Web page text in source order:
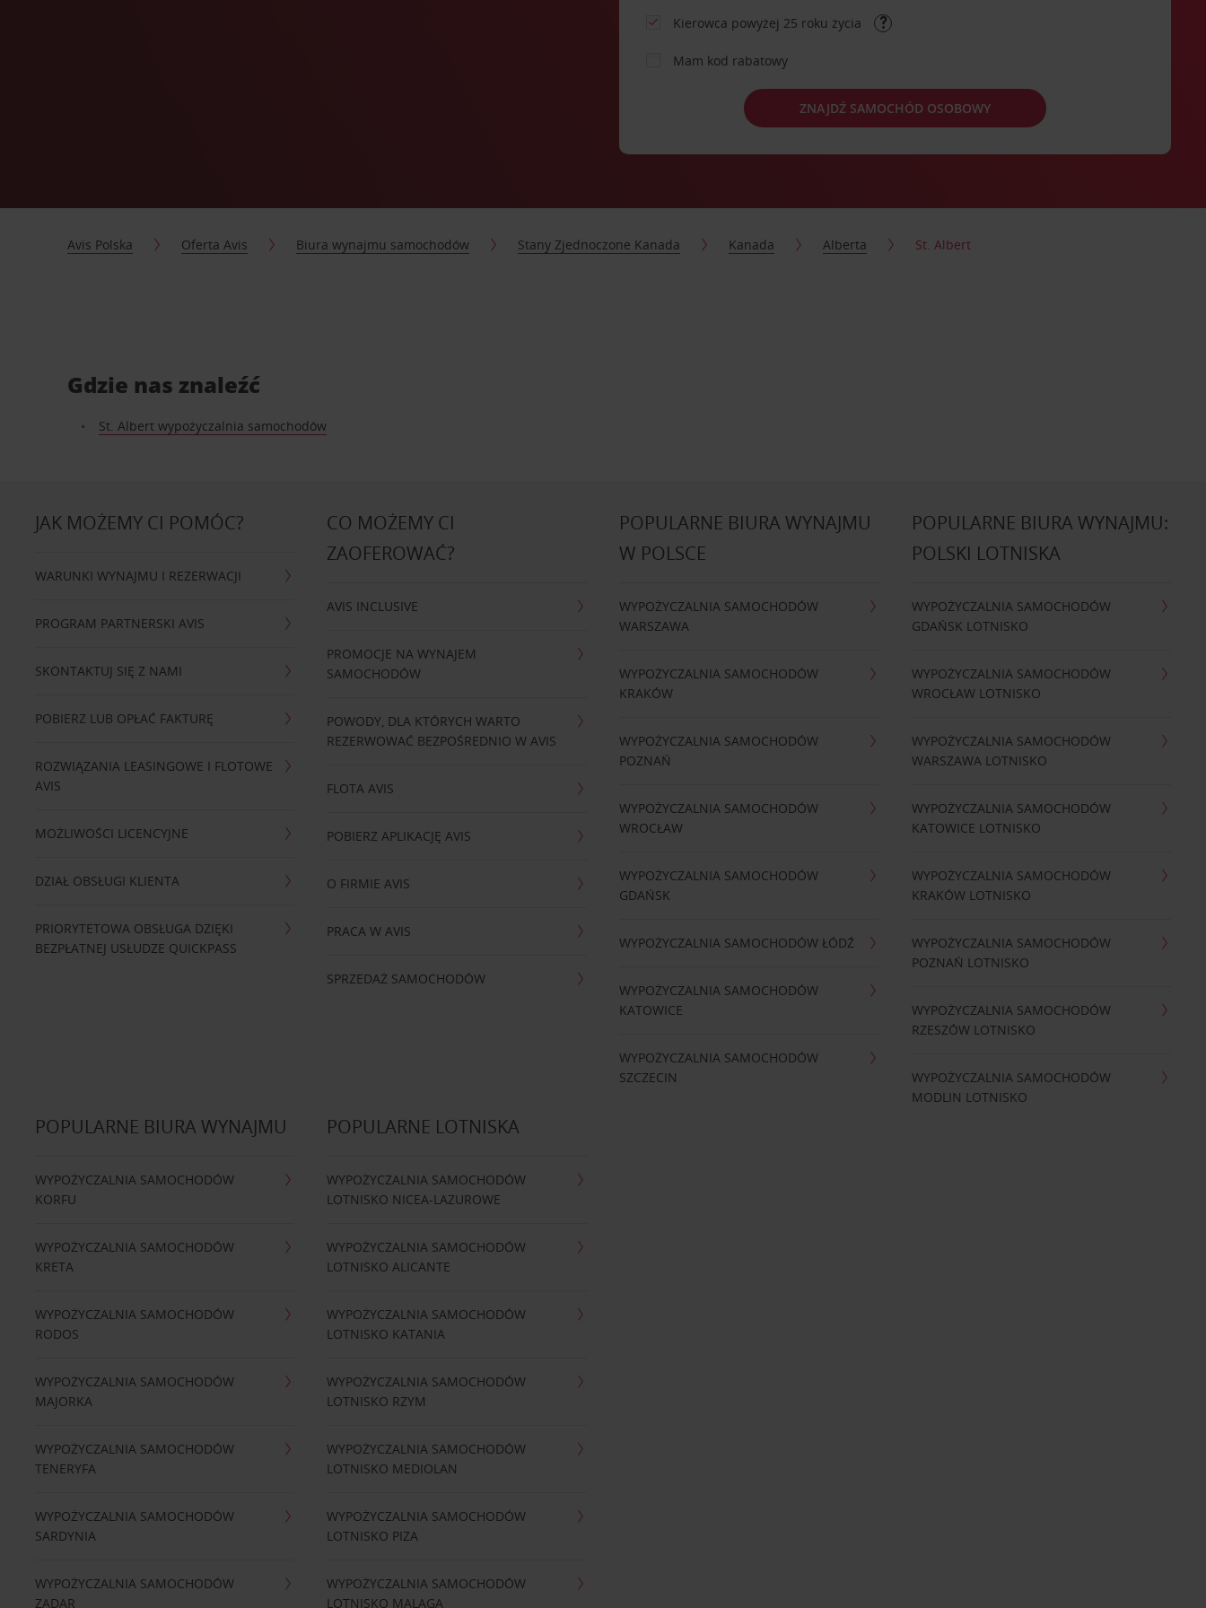
Kierowca powyżej 25 roku życia
Mam kod rabatowy
ZNAJDŹ SAMOCHÓD OSOBOWY
Avis Polska Oferta Avis Biura wynajmu samochodów Stany Zjednoczone Kanada Kanada Alberta St. Albert
Gdzie nas znaleźć
St. Albert wypożyczalnia samochodów
JAK MOŻEMY CI POMÓC?
WARUNKI WYNAJMU I REZERWACJI
PROGRAM PARTNERSKI AVIS
SKONTAKTUJ SIĘ Z NAMI
POBIERZ LUB OPŁAĆ FAKTURĘ
ROZWIĄZANIA LEASINGOWE I FLOTOWE
AVIS
MOŻLIWOŚCI LICENCYJNE
DZIAŁ OBSŁUGI KLIENTA
PRIORYTETOWA OBSŁUGA DZIĘKI
BEZPŁATNEJ USŁUDZE QUICKPASS
CO MOŻEMY CI
ZAOFEROWAĆ?
AVIS INCLUSIVE
PROMOCJE NA WYNAJEM
SAMOCHODÓW
POWODY, DLA KTÓRYCH WARTO
REZERWOWAĆ BEZPOŚREDNIO W AVIS
FLOTA AVIS
POBIERZ APLIKACJĘ AVIS
O FIRMIE AVIS
PRACA W AVIS
SPRZEDAŻ SAMOCHODÓW
POPULARNE BIURA WYNAJMU
W POLSCE
WYPOŻYCZALNIA SAMOCHODÓW
WARSZAWA
WYPOŻYCZALNIA SAMOCHODÓW
KRAKÓW
WYPOŻYCZALNIA SAMOCHODÓW
POZNAŃ
WYPOŻYCZALNIA SAMOCHODÓW
WROCŁAW
WYPOŻYCZALNIA SAMOCHODÓW
GDAŃSK
WYPOŻYCZALNIA SAMOCHODÓW ŁÓDŹ
WYPOŻYCZALNIA SAMOCHODÓW
KATOWICE
WYPOŻYCZALNIA SAMOCHODÓW
SZCZECIN
POPULARNE BIURA WYNAJMU:
POLSKI LOTNISKA
WYPOŻYCZALNIA SAMOCHODÓW
GDAŃSK LOTNISKO
WYPOŻYCZALNIA SAMOCHODÓW
WROCŁAW LOTNISKO
WYPOŻYCZALNIA SAMOCHODÓW
WARSZAWA LOTNISKO
WYPOŻYCZALNIA SAMOCHODÓW
KATOWICE LOTNISKO
WYPOŻYCZALNIA SAMOCHODÓW
KRAKÓW LOTNISKO
WYPOŻYCZALNIA SAMOCHODÓW
POZNAŃ LOTNISKO
WYPOŻYCZALNIA SAMOCHODÓW
RZESZÓW LOTNISKO
WYPOŻYCZALNIA SAMOCHODÓW
MODLIN LOTNISKO
POPULARNE BIURA WYNAJMU
WYPOŻYCZALNIA SAMOCHODÓW
KORFU
WYPOŻYCZALNIA SAMOCHODÓW
KRETA
WYPOŻYCZALNIA SAMOCHODÓW
RODOS
WYPOŻYCZALNIA SAMOCHODÓW
MAJORKA
WYPOŻYCZALNIA SAMOCHODÓW
TENERYFA
WYPOŻYCZALNIA SAMOCHODÓW
SARDYNIA
WYPOŻYCZALNIA SAMOCHODÓW
ZADAR
POPULARNE LOTNISKA
WYPOŻYCZALNIA SAMOCHODÓW
LOTNISKO NICEA-LAZUROWE
WYPOŻYCZALNIA SAMOCHODÓW
LOTNISKO ALICANTE
WYPOŻYCZALNIA SAMOCHODÓW
LOTNISKO KATANIA
WYPOŻYCZALNIA SAMOCHODÓW
LOTNISKO RZYM
WYPOŻYCZALNIA SAMOCHODÓW
LOTNISKO MEDIOLAN
WYPOŻYCZALNIA SAMOCHODÓW
LOTNISKO PIZA
WYPOŻYCZALNIA SAMOCHODÓW
LOTNISKO MALAGA